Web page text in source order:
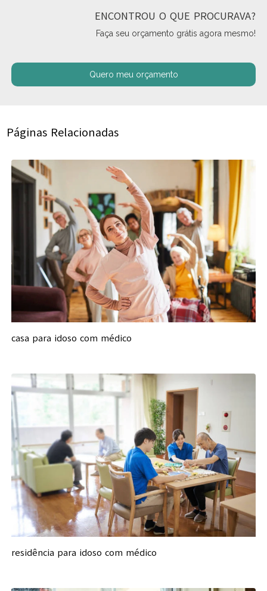
ENCONTROU O QUE PROCURAVA?
Faça seu orçamento grátis agora mesmo!
Quero meu orçamento
Páginas Relacionadas
casa para idoso com médico
residência para idoso com médico